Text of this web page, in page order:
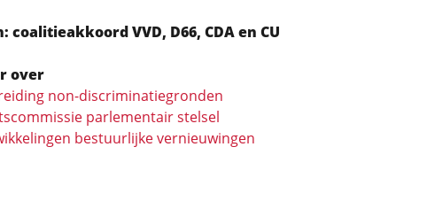
coalitieakkoord VVD, D66, CDA en CU
over
non-discriminatiegronden
parlementair stelsel
bestuurlijke vernieuwingen